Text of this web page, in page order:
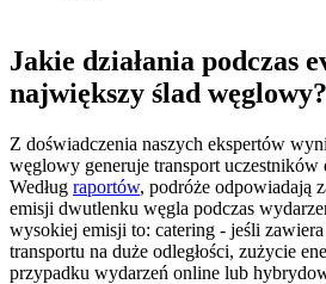
Jakie działania podczas
największy ślad węglowy?
Z doświadczenia naszych ekspertów
węglowy generuje transport uczestników
Według raportów, podróże odpowiadają
emisji dwutlenku węgla podczas
wysokiej emisji to: catering - jeśli
transportu na duże odległości, zużycie
przypadku wydarzeń online lub